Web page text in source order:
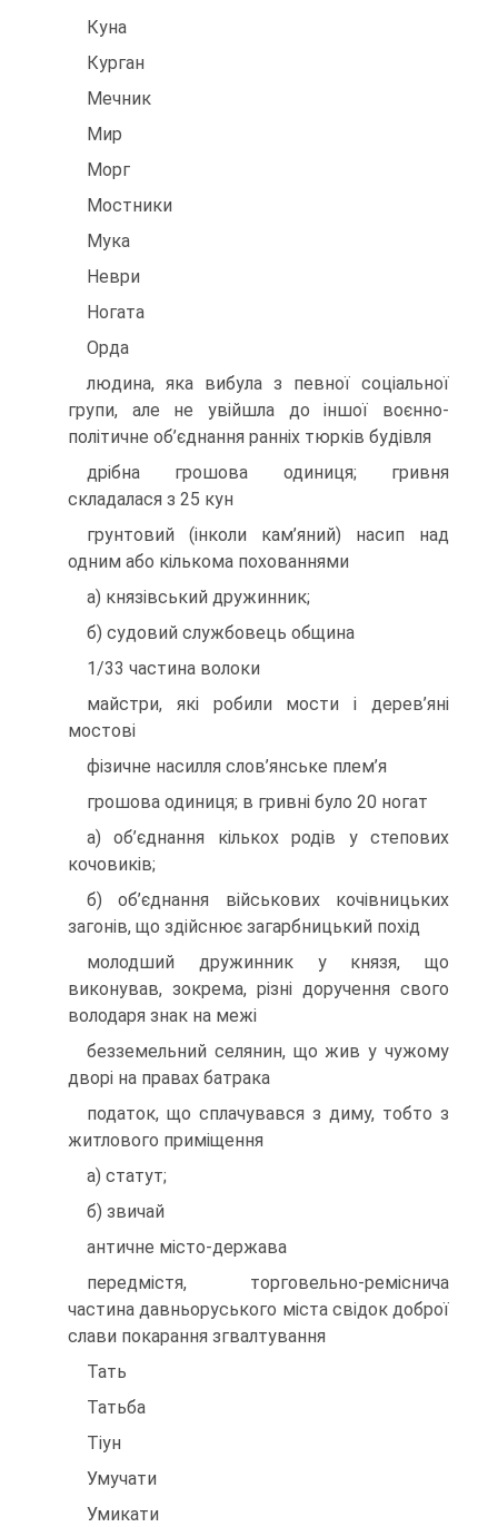
Куна
Курган
Мечник
Мир
Морг
Мостники
Мука
Неври
Ногата
Орда
людина, яка вибула з певної соціальної
групи, але не увійшла до іншої воєнно-
політичне об’єднання ранніх тюрків будівля
дрібна грошова одиниця; гривня
складалася з 25 кун
грунтовий (інколи кам’яний) насип над
одним або кількома похованнями
а) князівський дружинник;
б) судовий службовець община
1/33 частина волоки
майстри, які робили мости і дерев’яні
мостові
фізичне насилля слов’янське плем’я
грошова одиниця; в гривні було 20 ногат
а) об’єднання кількох родів у степових
кочовиків;
б) об’єднання військових кочівницьких
загонів, що здійснює загарбницький похід
молодший дружинник у князя, що
виконував, зокрема, різні доручення свого
володаря знак на межі
безземельний селянин, що жив у чужому
дворі на правах батрака
податок, що сплачувався з диму, тобто з
житлового приміщення
а) статут;
б) звичай
античне місто-держава
передмістя, торговельно-реміснича
частина давньоруського міста свідок доброї
слави покарання згвалтування
Тать
Татьба
Тіун
Умучати
Умикати